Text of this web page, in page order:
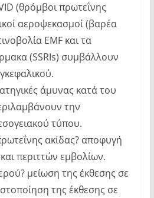
(θρόμβοι πρωτεΐνης
αεροψεκασμοί (βαρέα
EMF και τα
(SSRIs) συμβάλλουν
άμυνας κατά του
την
τύπου.
ακίδας? αποφυγή
περιττών εμβολίων.
μείωση της έκθεσης σε
της έκθεσης σε